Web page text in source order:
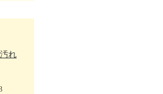
れ